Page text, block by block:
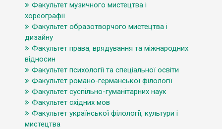
Факультет музичного мистецтва і
хореографії
Факультет образотворчого мистецтва і
дизайну
Факультет права, врядування та міжнародних
відносин
Факультет психології та спеціальної освіти
Факультет романо-германської філології
Факультет суспільно-гуманітарних наук
Факультет східних мов
Факультет української філології, культури і
мистецтва